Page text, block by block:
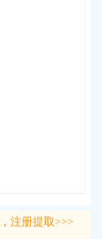
注册提取>>>